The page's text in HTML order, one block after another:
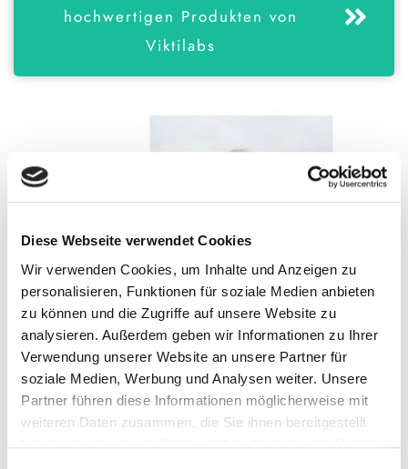
Diese Webseite verwendet Cookies
Wir verwenden Cookies, um Inhalte und Anzeigen zu
personalisieren, Funktionen für soziale Medien anbieten
zu können und die Zugriffe auf unsere Website zu
analysieren. Außerdem geben wir Informationen zu Ihrer
Verwendung unserer Website an unsere Partner für
soziale Medien, Werbung und Analysen weiter. Unsere
Partner führen diese Informationen möglicherweise mit
weiteren Daten zusammen, die Sie ihnen bereitgestellt
hochwertigen Produkten von
Viktilabs